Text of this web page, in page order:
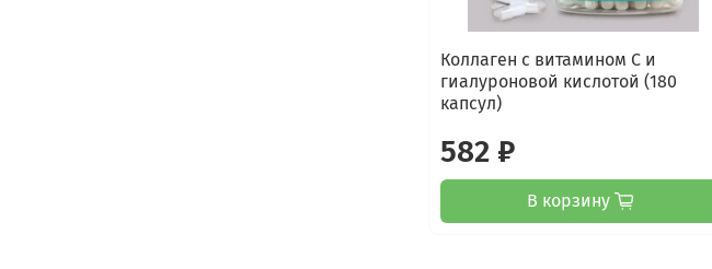
Коллаген с витамином С и
гиалуроновой кислотой (180
капсул)
582 ₽
В корзину